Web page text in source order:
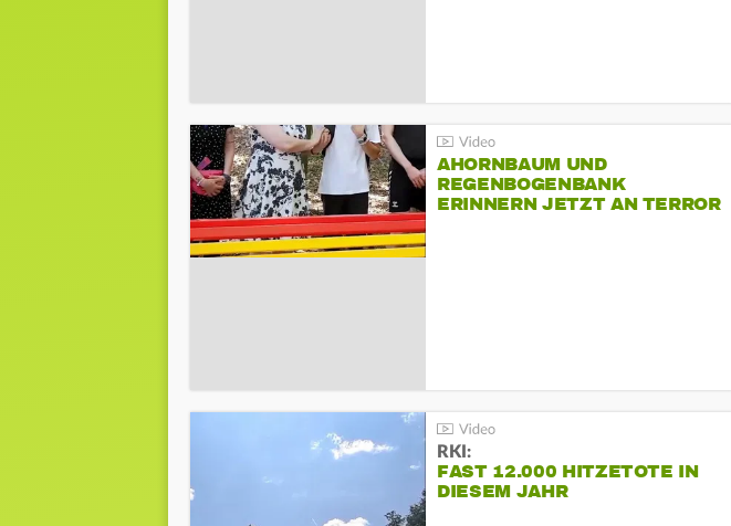
AHORNBAUM UND
REGENBOGENBANK
ERINNERN JETZT AN TERROR
RKI:
FAST 12.000 HITZETOTE IN
DIESEM JAHR